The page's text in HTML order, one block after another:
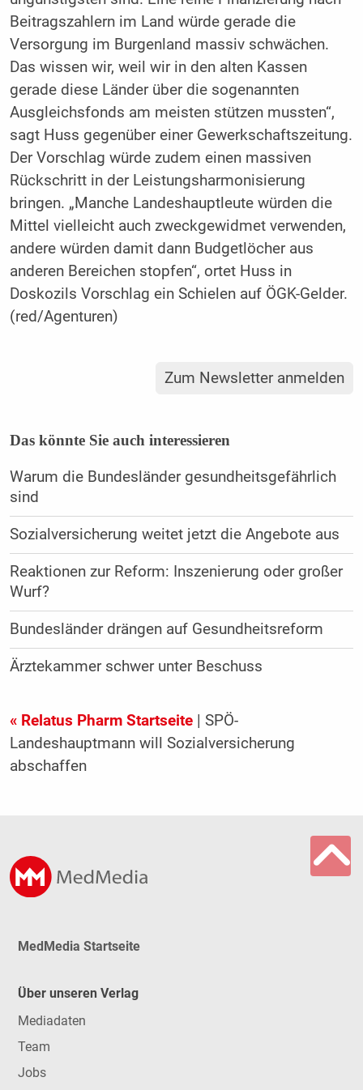
Beitragszahlern im Land würde gerade die
Versorgung im Burgenland massiv schwächen.
Das wissen wir, weil wir in den alten Kassen
gerade diese Länder über die sogenannten
Ausgleichsfonds am meisten stützen mussten“,
sagt Huss gegenüber einer Gewerkschaftszeitung.
Der Vorschlag würde zudem einen massiven
Rückschritt in der Leistungsharmonisierung
bringen. „Manche Landeshauptleute würden die
Mittel vielleicht auch zweckgewidmet verwenden,
andere würden damit dann Budgetlöcher aus
anderen Bereichen stopfen“, ortet Huss in
Doskozils Vorschlag ein Schielen auf ÖGK-Gelder.
(red/Agenturen)
Zum Newsletter anmelden
Das könnte Sie auch interessieren
Warum die Bundesländer gesundheitsgefährlich
sind
Sozialversicherung weitet jetzt die Angebote aus
Reaktionen zur Reform: Inszenierung oder großer
Wurf?
Bundesländer drängen auf Gesundheitsreform
Ärztekammer schwer unter Beschuss
« Relatus Pharm Startseite| SPÖ-
Landeshauptmann will Sozialversicherung
abschaffen
MedMedia Startseite
Über unseren Verlag
Mediadaten
Team
Jobs